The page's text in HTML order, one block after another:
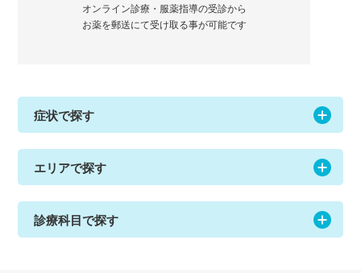
オンライン診療・服薬指導の受診から
お薬を郵送にて受け取る事が可能です
症状で探す
エリアで探す
診療科目で探す